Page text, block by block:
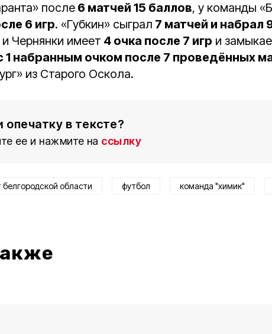
после 6 матчей 15 баллов, у команды
6 игр. «Губкин» сыграл 7 матчей и набрал
Чернянки имеет 4 очка после 7 игр и
1 набранным очком после 7 проведённых
из Старого Оскола.
в тексте?
ее и нажмите на ссылку
области футбол команда "химик"